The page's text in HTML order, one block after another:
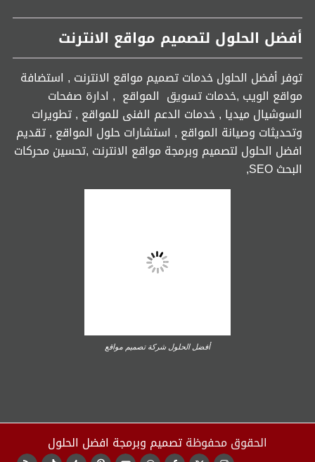
أفضل الحلول لتصميم مواقع الانترنت
توفر أفضل الحلول خدمات تصميم مواقع الانترنت , استضافة
مواقع الويب ,خدمات تسويق المواقع , ادارة صفحات
السوشيال ميديا , خدمات الدعم الفنى للمواقع , تطويرات
وتحديثات وصيانة المواقع , استشارات حلول المواقع , تقديم
افضل الحلول لتصميم وبرمجة مواقع الانترنت ,تحسين محركات
البحث SEO,
أفضل الحلول شركة تصميم مواقع
الحقوق محفوظةتصميم وبرمجة افضل الحلول